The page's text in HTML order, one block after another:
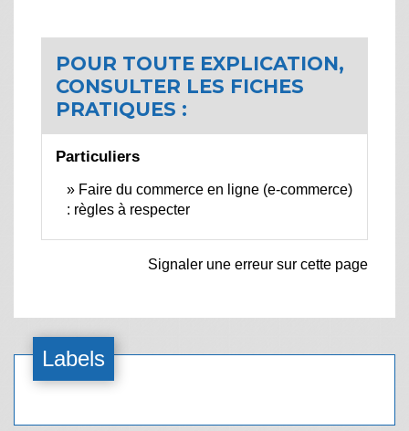
POUR TOUTE EXPLICATION,
CONSULTER LES FICHES
PRATIQUES :
Particuliers
Faire du commerce en ligne (e-commerce)
: règles à respecter
Signaler une erreur sur cette page
Labels